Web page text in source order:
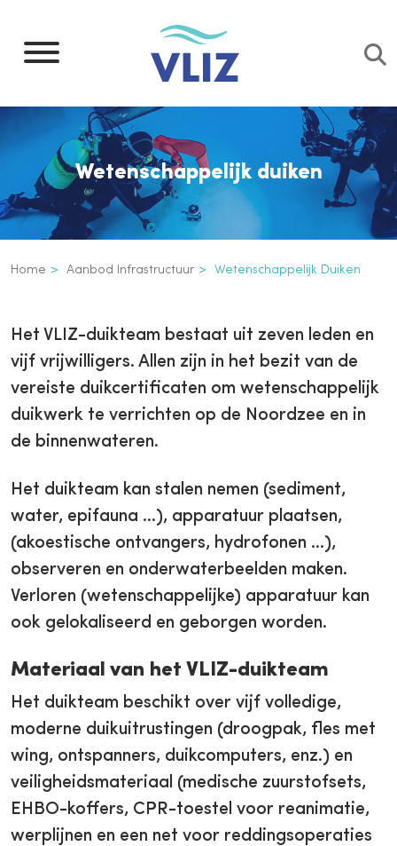
naar
gaan
Wetenschappelijk duiken
Kruimelpad
Home Aanbod Infrastructuur Wetenschappelijk Duiken
3th
level
navigation
Het VLIZ-duikteam bestaat uit zeven leden en
vijf vrijwilligers. Allen zijn in het bezit van de
vereiste duikcertificaten om wetenschappelijk
duikwerk te verrichten op de Noordzee en in
de binnenwateren.
Het duikteam kan stalen nemen (sediment,
water, epifauna …), apparatuur plaatsen,
(akoestische ontvangers, hydrofonen ...),
observeren en onderwaterbeelden maken.
Verloren (wetenschappelijke) apparatuur kan
ook gelokaliseerd en geborgen worden.
Materiaal van het VLIZ-duikteam
Het duikteam beschikt over vijf volledige,
moderne duikuitrustingen (droogpak, fles met
wing, ontspanners, duikcomputers, enz.) en
veiligheidsmateriaal (medische zuurstofsets,
EHBO-koffers, CPR-toestel voor reanimatie,
werplijnen en een net voor reddingsoperaties